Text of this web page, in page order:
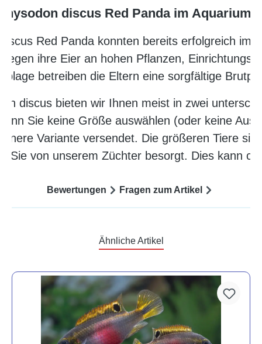
discus Red Panda im Aquarium
Red Panda konnten bereits erfolgreich im
legen ihre Eier an hohen Pflanzen,
betreiben die Eltern eine sorgfältige
discus bieten wir Ihnen meist in zwei
Sie keine Größe auswählen (oder keine
Variante versendet. Die größeren Tiere
Sie von unserem Züchter besorgt. Dies kann
Bewertungen Fragen zum Artikel
Ähnliche Artikel